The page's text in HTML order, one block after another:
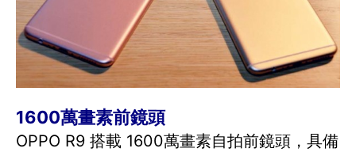
1600萬畫素前鏡頭
OPPO R9 搭載 1600萬畫素自拍前鏡頭，具備